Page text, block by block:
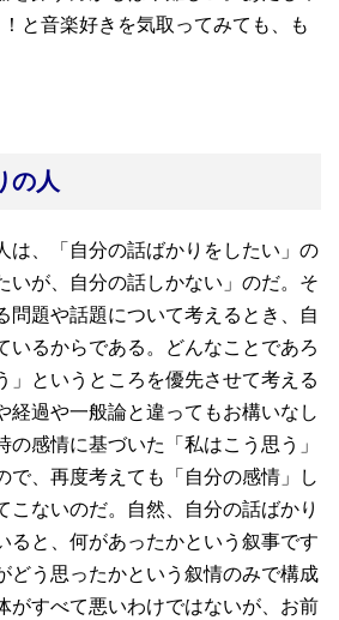
と音楽好きを気取ってみても、も
の人
は、「自分の話ばかりをしたい」の
いが、自分の話しかない」のだ。そ
問題や話題について考えるとき、自
いるからである。どんなことであろ
」というところを優先させて考える
経過や一般論と違ってもお構いなし
の感情に基づいた「私はこう思う」
で、再度考えても「自分の感情」し
こないのだ。自然、自分の話ばかり
ると、何があったかという叙事です
どう思ったかという叙情のみで構成
がすべて悪いわけではないが、お前